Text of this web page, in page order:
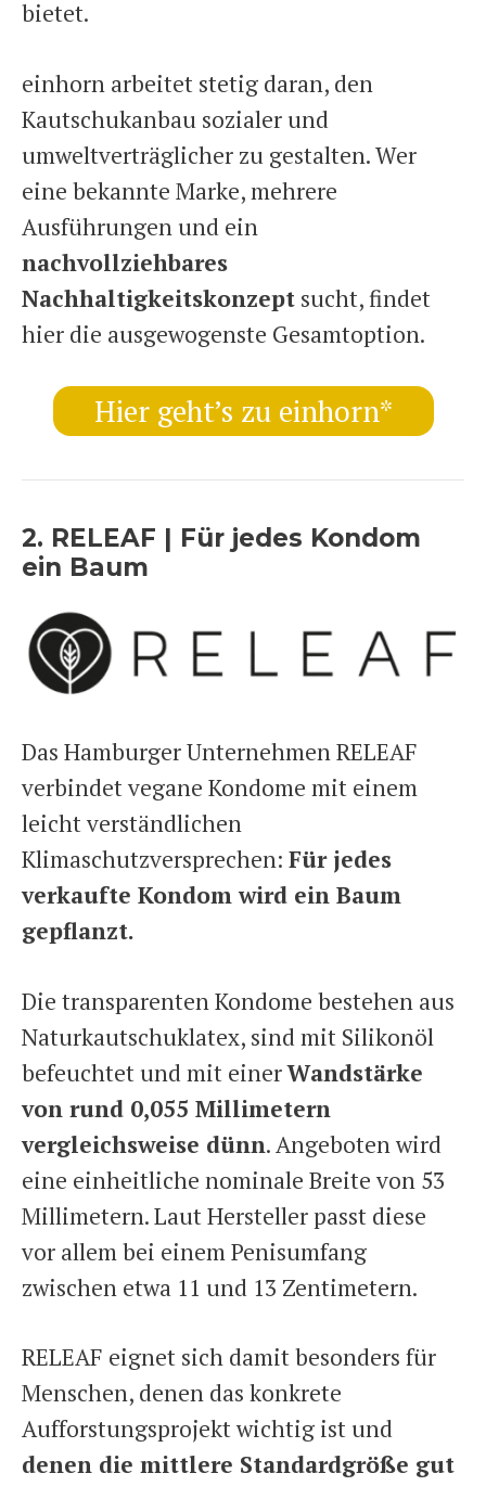
bietet.
einhorn arbeitet stetig daran, den
Kautschukanbau sozialer und
umweltverträglicher zu gestalten. Wer
eine bekannte Marke, mehrere
Ausführungen und ein
nachvollziehbares
Nachhaltigkeitskonzept sucht, findet
hier die ausgewogenste Gesamtoption.
Hier geht’s zu einhorn*
2. RELEAF | Für jedes Kondom
ein Baum
Das Hamburger Unternehmen RELEAF
verbindet vegane Kondome mit einem
leicht verständlichen
Klimaschutzversprechen: Für jedes
verkaufte Kondom wird ein Baum
gepflanzt.
Die transparenten Kondome bestehen aus
Naturkautschuklatex, sind mit Silikonöl
befeuchtet und mit einerWandstärke
von rund 0,055 Millimetern
vergleichsweise dünn. Angeboten wird
eine einheitliche nominale Breite von 53
Millimetern. Laut Hersteller passt diese
vor allem bei einem Penisumfang
zwischen etwa 11 und 13 Zentimetern.
RELEAF eignet sich damit besonders für
Menschen, denen das konkrete
Aufforstungsprojekt wichtig ist und
denen die mittlere Standardgröße gut